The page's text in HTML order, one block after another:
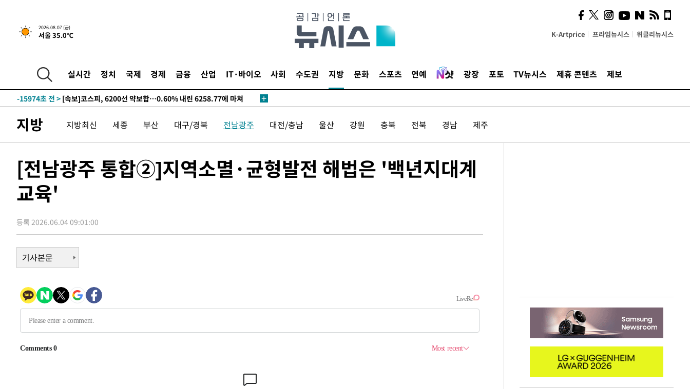
2026.08.07 (금)
서울 35.0℃ K-Artprice 프라임뉴시스 위클리뉴시스
실시간 정치 국제 경제 금융 산업 IT·바이오 사회 수도권 지방 문화 스포츠 연예 광장 포토 TV뉴시스 제휴 콘텐츠 제보
-20178초 전 >SK하이닉스, 용인·청주 팹에 54조 투자…"AI 메모리 수요 선제 대
-16021초 전 >
[속보]코스닥, 2.86포인트(0.36%) 내린 798.81마감
-15974초 전 >[속보]코스피, 6200선 약보합…0.60% 내린 6258.77에 마쳐
-15954초 전 > [속보]원·달러 환율, 7.7원 내린 1416.1원 마감
-15843초 전 >
-12933초 전 >
[속보]종합특검, '계엄 수용공간 확보' 신용해 前교정본부장 기소
-11806초 전 >외신들도 주목한 韓축구 파문…"국민적 공분에 수사 재개"
-11777초 전 > 11시간 압수수색에 성접대 파문까지…'쑥대밭' 된 축구협회
-10799초 전 > [속보]규제합리화위원회 부위원장에 김태유 서울대 공대 교수…이
병태 후임
-7157초 전 >[속보]국힘 윤리위, '돌려차기 발언' 진종오·서범수 징계 절차 개시
-2482초 전 >
5분 전 >[속보]'채상병 순직 책임' 임성근, 항소심도 징역 3년
1시간 전 >민주 콩고 에볼라환자 4천명 돌파, 4053명 발생 1850명 사망
-23994초 전 >
"낮 기온 소폭 하락"…수도권 폭염중대경보, 폭염경보로 하향
선포
-23921초 전 >[단독]중수청 지원 검사들, 정원 초과 시 낮은 계급 임용…희망지 못
갈 수도
-21892초 전 >낮 최고 37도 찜통더위…곳곳 소나기·강원 많은 비[내일날씨]
-20198초 전 > SK하이닉스, 용인·청주 팹에 54조 투자…"AI 메모리 수요 선제 대
응"
-17054초 전 >여자배구 이재영·이다영 자매, 아제르바이잔 투란VC 입단
-16307초 전 >
지방 지방최신 세종 부산 대구/경북 전남광주 대전/충남 울산 강원 충북 전북 경남 제주
[전남광주 통합②]지역소멸·균형발전 해법은 '백년지대계
교육'
등록 2026.06.04 09:01:00
기사본문